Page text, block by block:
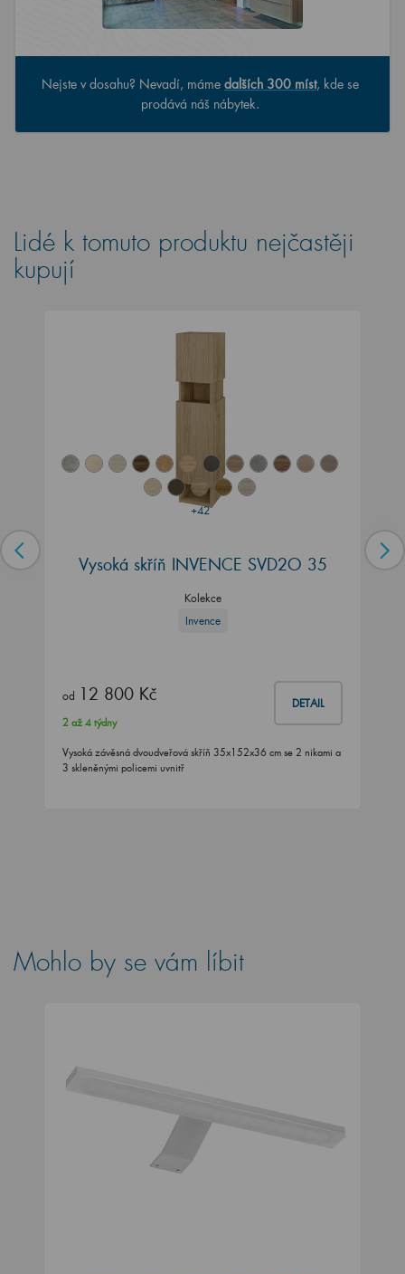
Nejste v dosahu? Nevadí, máme dalších 300 míst, kde se
prodává náš nábytek.
Lidé k tomuto produktu nejčastěji
kupují
+42
Vysoká skříň INVENCE SVD2O 35
Kolekce
Invence
od 12 800 Kč DETAIL
2 až 4 týdny
Vysoká závěsná dvoudveřová skříň 35x152x36 cm se 2 nikami a
3 skleněnými policemi uvnitř
Mohlo by se vám líbit